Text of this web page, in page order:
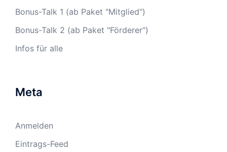
Bonus-Talk 1 (ab Paket "Mitglied")
Bonus-Talk 2 (ab Paket "Förderer")
Infos für alle
Meta
Anmelden
Eintrags-Feed